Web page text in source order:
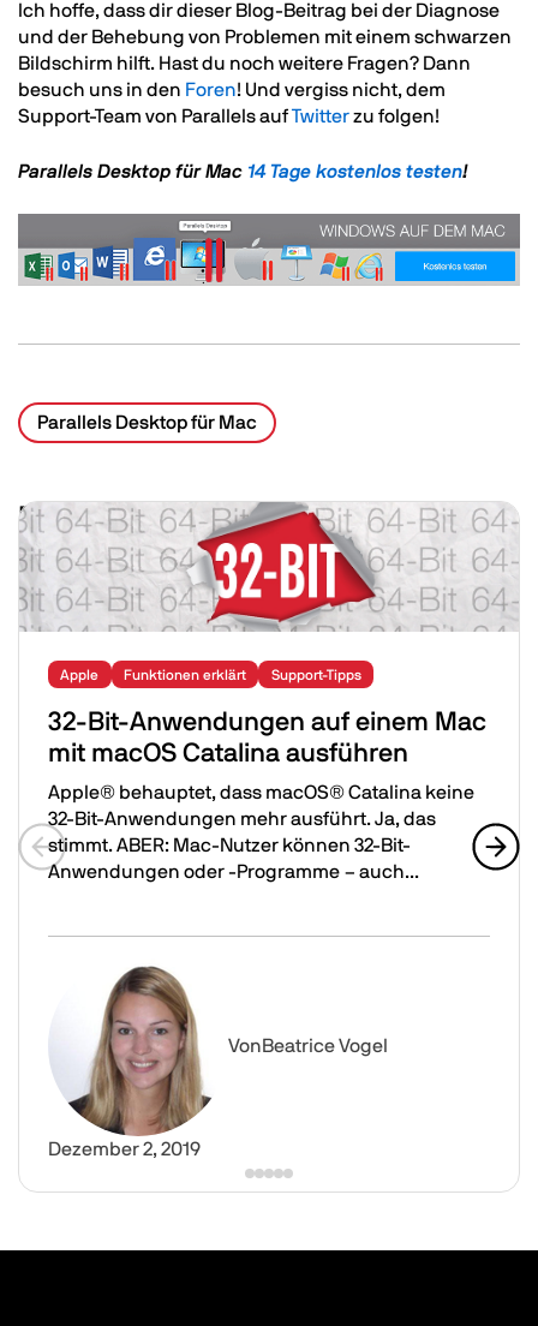
Ich hoffe, dass dir dieser Blog-Beitrag bei der Diagnose
und der Behebung von Problemen mit einem schwarzen
Bildschirm hilft. Hast du noch weitere Fragen? Dann
besuch uns in den Foren! Und vergiss nicht, dem
Support-Team von Parallels aufTwitterzu folgen!
Parallels Desktop für Mac 14 Tage kostenlos testen!
Parallels Desktop für Mac
Related Posts
Image
Apple Funktionen erklärt Support-Tipps
32-Bit-Anwendungen auf einem Mac
mit macOS Catalina ausführen
Apple® behauptet, dass macOS® Catalina keine
32-Bit-Anwendungen mehr ausführt. Ja, das
stimmt. ABER: Mac-Nutzer können 32-Bit-
Anwendungen oder -Programme – auch...
32-Bit-Anwendungen auf einem Mac mit macOS
VonBeatrice Vogel
Dezember 2, 2019
Previous slide